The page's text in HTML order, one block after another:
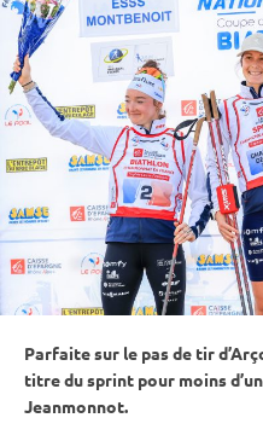
Parfaite sur le pas de tir
titre dusprint pour moins
Jeanmonnot.